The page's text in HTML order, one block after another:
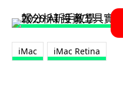
iMac iMac Retina